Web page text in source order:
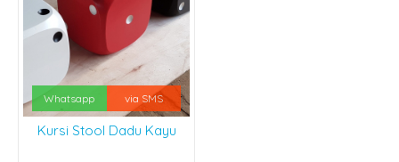
Whatsapp via SMS
Kursi Stool Dadu Kayu